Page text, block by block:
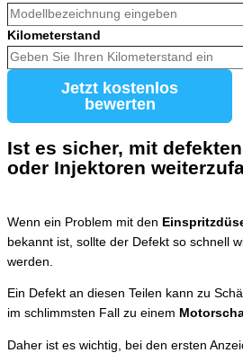
Kilometerstand
Jetzt kostenlos
bewerten
Ist es sicher, mit
oder Injektoren
Wenn ein Problem mit den
bekannt ist, sollte der Defekt so schnell
werden.
Ein Defekt an diesen Teilen kann zu
im schlimmsten Fall zu einem
Daher ist es wichtig, bei den ersten